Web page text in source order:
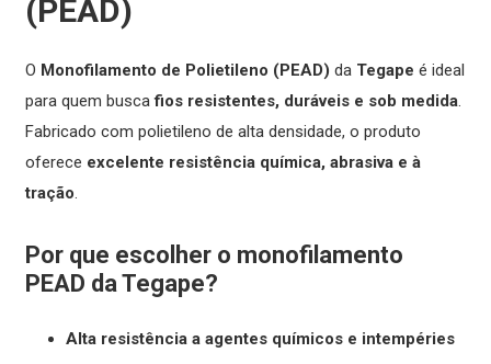
(PEAD)
O Monofilamento de Polietileno (PEAD) da Tegape é ideal
para quem buscafios resistentes, duráveis e sob medida.
Fabricado com polietileno de alta densidade, o produto
oferece excelente resistência química, abrasiva e à
tração.
Por que escolher o monofilamento
PEAD da Tegape?
Alta resistência a agentes químicos e intempéries